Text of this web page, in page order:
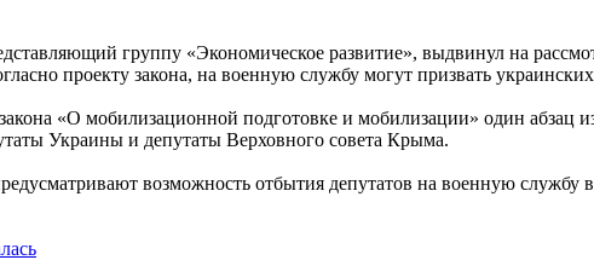
группу «Экономическое развитие», выдвинул на
проекту закона, на военную службу могут призвать
«О мобилизационной подготовке и мобилизации» один
Украины и депутаты Верховного совета Крыма.
возможность отбытия депутатов на военную